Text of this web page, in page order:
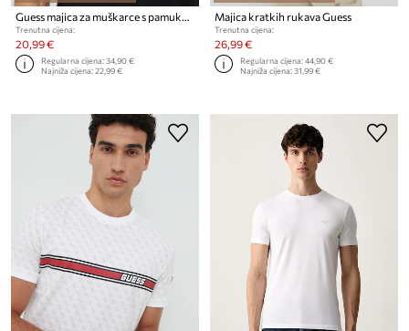
Guess majica za muškarce s pamukom HEDLEY
Trenutna cijena:
20,99 €
Regularna cijena:34,90 €
Najniža cijena:22,99 €
Majica kratkih rukava Guess
Trenutna cijena:
26,99 €
Regularna cijena:44,90 €
Najniža cijena:31,99 €